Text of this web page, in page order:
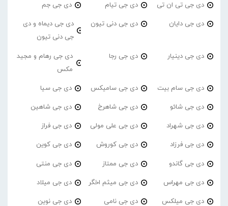
دی جی تی ان تی دی جی تیام دی جی جم
دی جی دایان دی جی دنی تیون
دی جی دیماه و دی
جی دنی تیون
دی جی دینیار دی جی رجا
دی جی رهام و مجید
مکس
دی جی سام بیت دی جی سامیکس دی جی سیا
دی جی شائو دی جی شاهرخ دی جی شاهین
دی جی شهراد دی جی علی مولی دی جی فراز
دی جی فرزاد دی جی کوروش دی جی کوین
دی جی گاندو دی جی ممتاز دی جی منتی
دی جی مهراس دی جی میثم اخگر دی جی میلاد
دی جی میلکس دی جی نامی دی جی نوین